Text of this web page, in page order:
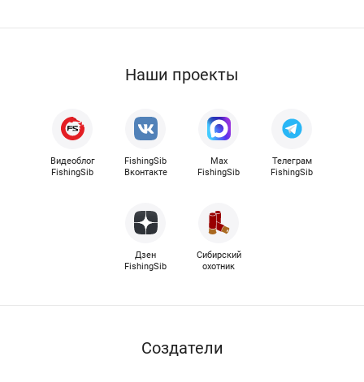
Наши проекты
Видеоблог
FishingSib
FishingSib
Вконтакте
Max
FishingSib
Телеграм
FishingSib
Дзен
FishingSib
Сибирский
охотник
Cоздатели